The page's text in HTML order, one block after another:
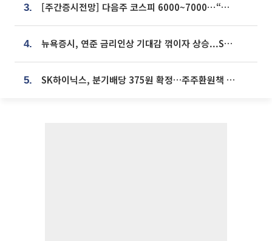
3. [주간증시전망] 다음주 코스피 6000~7000⋯“外人 수급은 정책이 변수”
4. 뉴욕증시, 연준 금리인상 기대감 꺾이자 상승...S&P500 사상 최고치 [종합]
5. SK하이닉스, 분기배당 375원 확정…주주환원책 9월로 앞당겨 발표